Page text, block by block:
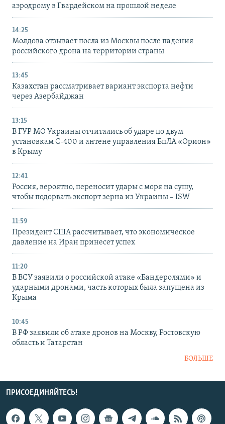
аэродрому в Гвардейском на прошлой неделе
14:25
Молдова отзывает посла из Москвы после падения
российского дрона на территории страны
13:45
Казахстан рассматривает вариант экспорта нефти
через Азербайджан
13:15
В ГУР МО Украины отчитались об ударе по двум
установкам С-400 и антене управления БпЛА «Орион»
в Крыму
12:41
Россия, вероятно, переносит удары с моря на сушу,
чтобы подорвать экспорт зерна из Украины – ISW
11:59
Президент США рассчитывает, что экономическое
давление на Иран принесет успех
11:20
В ВСУ заявили о российской атаке «Бандеролями» и
ударными дронами, часть которых была запущена из
Крыма
10:45
В РФ заявили об атаке дронов на Москву, Ростовскую
область и Татарстан
БОЛЬШЕ
ПРИСОЕДИНЯЙТЕСЬ!